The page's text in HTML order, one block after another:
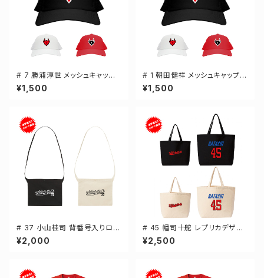
# 7 勝浦淳世 メッシュキャップ
選手還元 3カラー 000700
¥1,500
# 1 朝田健祥 メッシュキャップ
選手還元 3カラー 000700
¥1,500
# 37 小山桂司 背番号入りロゴ
キャンバスサコッシュ 選手還元
2カラー 001461
¥2,000
# 45 幡司十舵 レプリカデザイ
ン 選手還元 キャンバストートバ
ッグ 2カラー MLサイズ 00077
¥2,500